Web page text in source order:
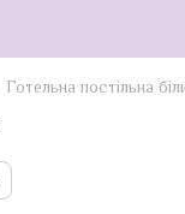
Готельна постільна